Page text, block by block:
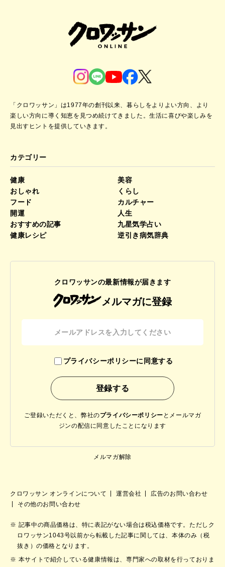
「クロワッサン」は1977年の創刊以来、暮らしをよりよい方向、より
楽しい方向に導く知恵を見つめ続けてきました。生活に喜びや楽しみを
見出すヒントを提供していきます。
カテゴリー
健康
美容
おしゃれ
くらし
フード
カルチャー
開運
人生
おすすめの記事
九星気学占い
健康レシピ
逆引き病気辞典
クロワッサンの最新情報が届きます
メルマガに登録
プライバシーポリシーに同意する
ご登録いただくと、弊社のプライバシーポリシー と メールマガ
ジンの配信に同意したことになります
メルマガ解除
クロワッサン オンラインについて 運営会社
広告のお問い合わせ
その他のお問い合わせ
記事中の商品価格は、特に表記がない場合は税込価格です。ただしク
ロワッサン1043号以前から転載した記事に関しては、本体のみ（税
抜き）の価格となります。
本サイトで紹介している健康情報は、専門家への取材を行っておりま